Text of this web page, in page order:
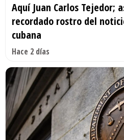
Aquí Juan Carlos Tejedor;
recordado rostro del
cubana
Hace 2 días